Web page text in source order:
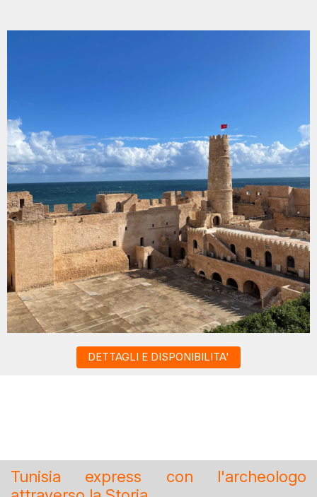
DETTAGLI E DISPONIBILITA'
Tunisia express con l'archeologo